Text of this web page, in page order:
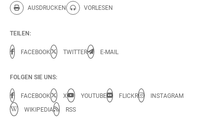
AUSDRUCKEN
Diese Seite drucken.
VORLESEN
Diese Seite vorlesen.
TEILEN:
FACEBOOK TWITTER E-MAIL
FOLGEN SIE UNS:
FACEBOOK X YOUTUBE FLICKR
INSTAGRAM
WIKIPEDIA
RSS